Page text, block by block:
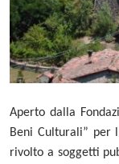
Aperto dalla
Beni Culturali” per
rivolto a soggetti